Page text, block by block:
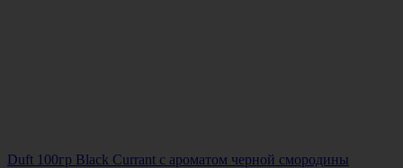
Duft 100гр Black Currant с ароматом черной смородины